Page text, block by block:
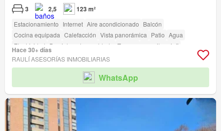
3 2,5 123 m²
Estacionamiento Internet Aire acondicionado Balcón
Cocina equipada Calefacción Vista panorámica Patio Agua
Electricidad Parcialmente amoblado Terraza
amenity_wi_fi
Seguridad Gimnasio Piscina Área para niños
Conserje Parilla Acceso para personas con discapacidad
Hace 30+ días
RAULÍ ASESORÍAS INMOBILIARIAS
WhatsApp